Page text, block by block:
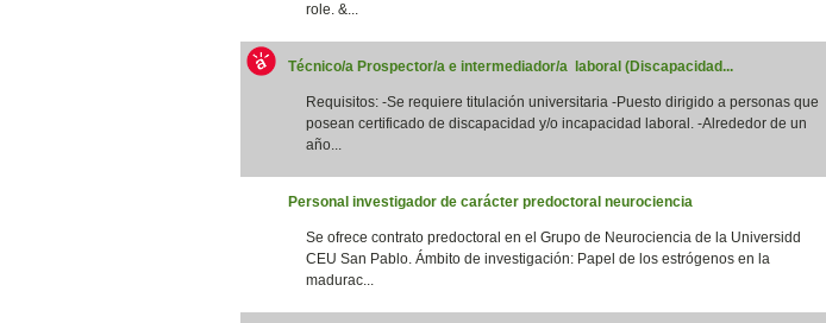
role. &...
Técnico/a Prospector/a e intermediador/a laboral (Discapacidad...
Requisitos: -Se requiere titulación universitaria -Puesto dirigido a personas que
posean certificado de discapacidad y/o incapacidad laboral. -Alrededor de un
año...
Personal investigador de carácter predoctoral neurociencia
Se ofrece contrato predoctoral en el Grupo de Neurociencia de la Universidd
CEU San Pablo. Ámbito de investigación: Papel de los estrógenos en la
madurac...